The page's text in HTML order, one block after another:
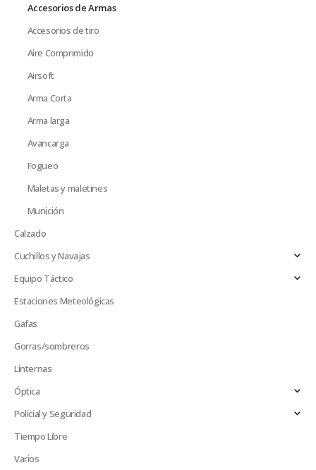
Accesorios de Armas
Accesorios de tiro
Aire Comprimido
Airsoft
Arma Corta
Arma larga
Avancarga
Fogueo
Maletas y maletines
Munición
Calzado
Cuchillos y Navajas
Equipo Táctico
Estaciones Meteológicas
Gafas
Gorras/sombreros
Linternas
Óptica
Policial y Seguridad
Tiempo Libre
Varios